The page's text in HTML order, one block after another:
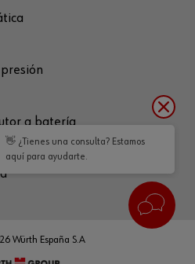
a batería
Würth España S.A
👋 ¿Tienes una consulta? Estamos
aquí para ayudarte.